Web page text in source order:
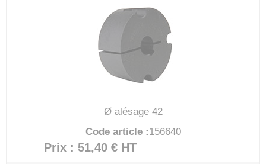
Ø alésage 42
Code article :156640
Prix : 51,40 € HT